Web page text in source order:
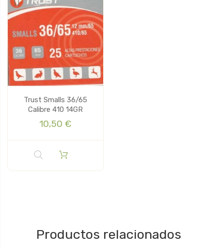
Trust Smalls 36/65
Calibre 410 14GR
10,50 €
Productos relacionados